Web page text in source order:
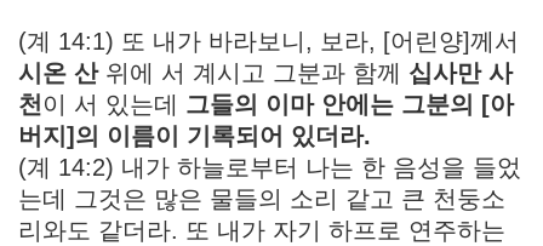
(계 14:1) 또 내가 바라보니, 보라, [어린양]께서
시온 산위에 서 계시고 그분과 함께 십사만 사
천이 서 있는데 그들의 이마 안에는 그분의 [아
버지]의 이름이 기록되어 있더라.
(계 14:2) 내가 하늘로부터 나는 한 음성을 들었
는데 그것은 많은 물들의 소리 같고 큰 천둥소
리와도 같더라. 또 내가 자기 하프로 연주하는